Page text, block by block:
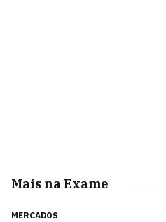
Mais na Exame
MERCADOS